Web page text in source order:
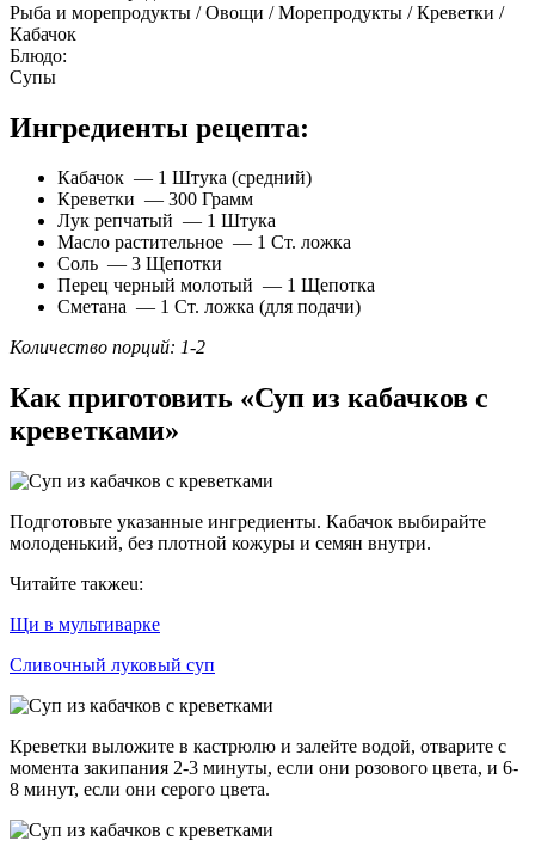
Рыба и морепродукты / Овощи / Морепродукты / Креветки /
Кабачок
Блюдо:
Супы
Ингредиенты рецепта:
Кабачок — 1 Штука (средний)
Креветки — 300 Грамм
Лук репчатый — 1 Штука
Масло растительное — 1 Ст. ложка
Соль — 3 Щепотки
Перец черный молотый — 1 Щепотка
Сметана — 1 Ст. ложка (для подачи)
Количество порций: 1-2
Как приготовить «Суп из кабачков с
креветками»
Подготовьте указанные ингредиенты. Кабачок выбирайте
молоденький, без плотной кожуры и семян внутри.
Читайте такжеu:
Щи в мультиварке
Сливочный луковый суп
Креветки выложите в кастрюлю и залейте водой, отварите с
момента закипания 2-3 минуты, если они розового цвета, и 6-
8 минут, если они серого цвета.